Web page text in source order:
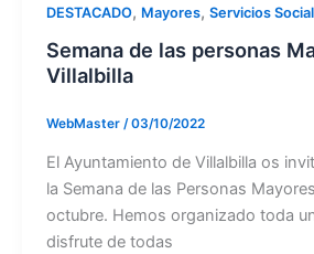
DESTACADO, Mayores, Servicios
Semana de las personas
Villalbilla
WebMaster /03/10/2022
El Ayuntamiento de Villalbilla os
la Semana de las Personas
octubre. Hemos organizado toda
disfrute de todas